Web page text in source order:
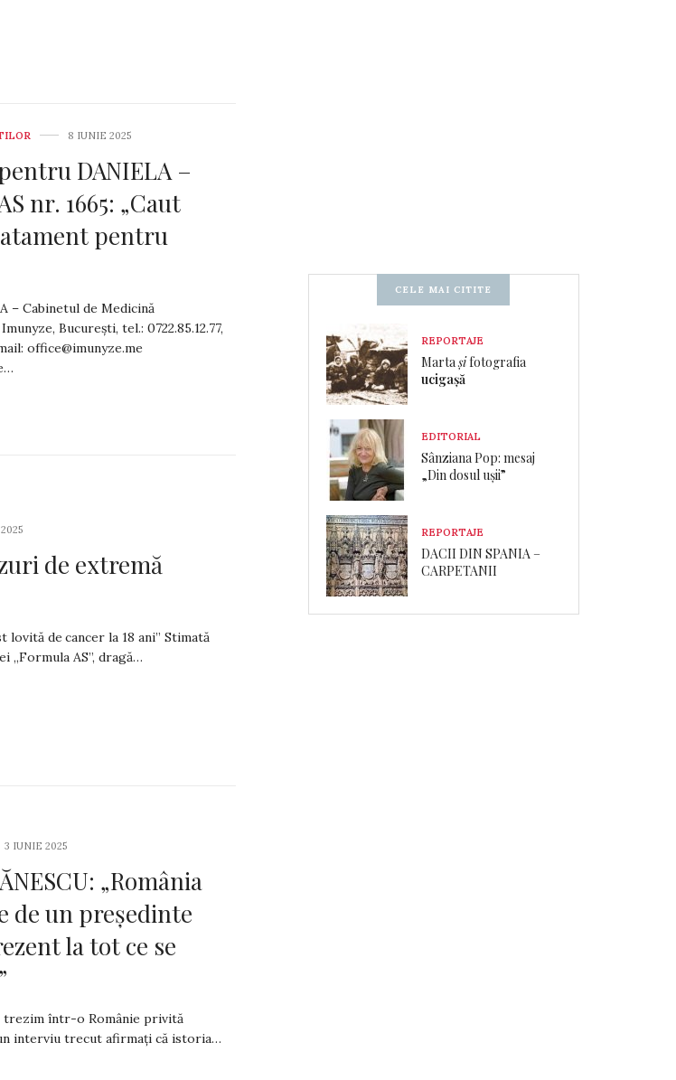
8 IUNIE 2025
DANIELA –
nr. 1665: „Caut
pentru
– Cabinetul de Medicină
Bucureşti, tel.: 0722.85.12.77,
office@imunyze.me
de extremă
lovită de cancer la 18 ani” Stimată
„Formula AS”, dragă…
3 IUNIE 2025
„România
de un președinte
la tot ce se
trezim într-o Românie privită
interviu trecut afirmați că istoria…
CELE MAI CITITE
REPORTAJE
Martașifotografia
ucigașă
EDITORIAL
Sânziana Pop: mesaj
„Din dosul ușii”
REPORTAJE
DACII DIN SPANIA –
CARPETANII